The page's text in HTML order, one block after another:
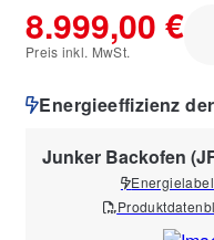
8.999,00 €
Preis inkl. MwSt.
Energieeffizienz
Junker Backofen
Energielabel